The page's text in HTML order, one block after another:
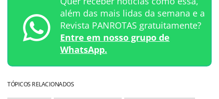
além das mais lidas da semana e a
Revista PANROTAS gratuitamente?
Entre em nosso grupo de
WhatsApp.
TÓPICOS RELACIONADOS